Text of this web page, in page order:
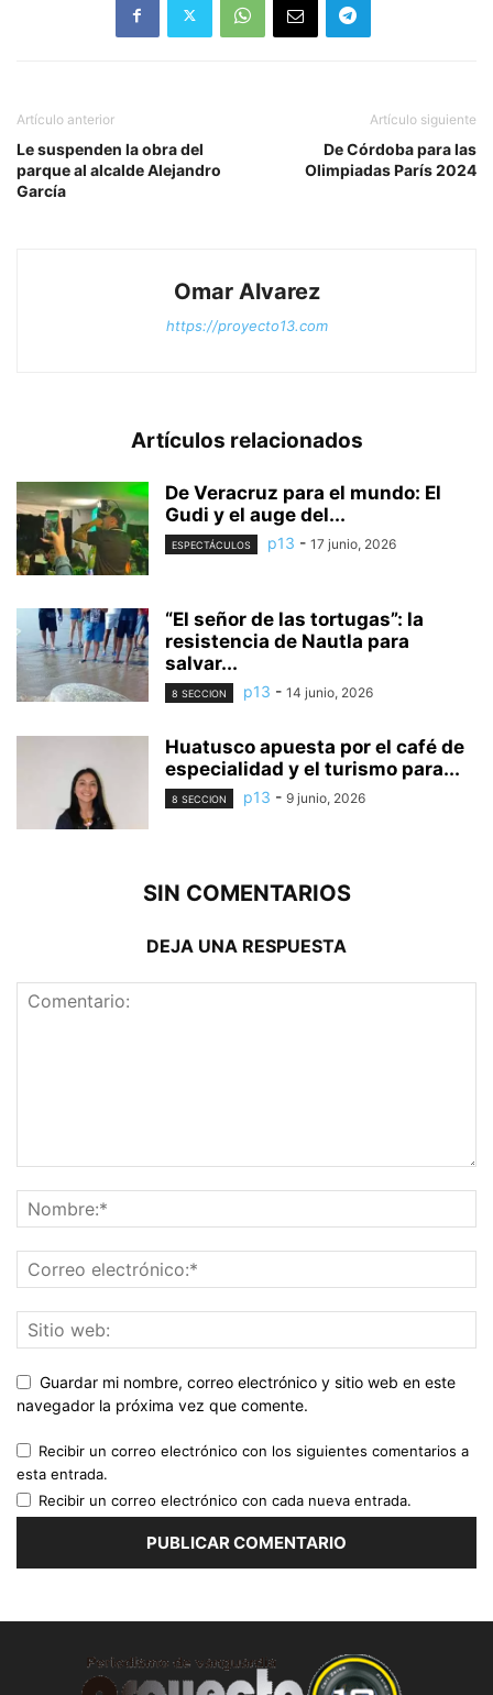
Artículo anterior
Le suspenden la obra del
parque al alcalde Alejandro
García
Artículo siguiente
De Córdoba para las
Olimpiadas París 2024
Omar Alvarez
https://proyecto13.com
Artículos relacionados
De Veracruz para el mundo: El
Gudi y el auge del...
ESPECTÁCULOS p13 - 17 junio, 2026
“El señor de las tortugas”: la
resistencia de Nautla para
salvar...
8 SECCION p13 - 14 junio, 2026
Huatusco apuesta por el café de
especialidad y el turismo para...
8 SECCION p13 - 9 junio, 2026
SIN COMENTARIOS
DEJA UNA RESPUESTA
Guardar mi nombre, correo electrónico y sitio web en este
navegador la próxima vez que comente.
Recibir un correo electrónico con los siguientes comentarios a
esta entrada.
Recibir un correo electrónico con cada nueva entrada.